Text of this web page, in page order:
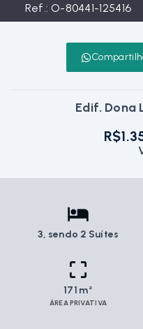
Ref.: O-80441-125416
Edif. Dona
3, sendo 2 Suítes
171 m²
ÁREA PRIVATIVA